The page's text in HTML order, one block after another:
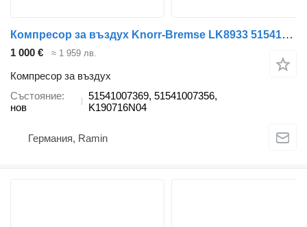
Компресор за въздух Knorr-Bremse LK8933 51541007369 за влекач MAN
1 000 € ≈ 1 959 лв.
Компресор за въздух
Състояние
нов
51541007369, 51541007356,
K190716N04
Германия, Ramin